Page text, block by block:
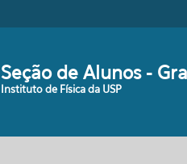
Seção de Alunos -
Instituto de Física da USP